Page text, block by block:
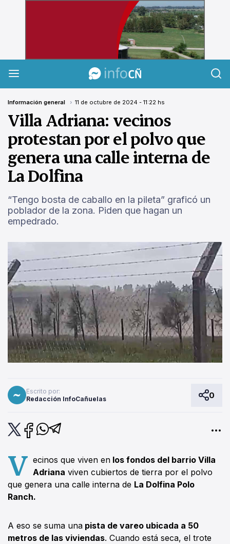
InfoCañuelas
Información general 11 de octubre de 2024 - 11:22 hs
Villa Adriana: vecinos
protestan por el polvo que
genera una calle interna de
La Dolfina
“Tengo bosta de caballo en la pileta” graficó un
poblador de la zona. Piden que hagan un
empedrado.
Escrito por:
Redacción InfoCañuelas
0
V ecinos que viven en los fondos del barrio Villa
Adriana viven cubiertos de tierra por el polvo
que genera una calle interna de La Dolfina Polo
Ranch.
A eso se suma una pista de vareo ubicada a 50
metros de las viviendas. Cuando está seca, el trote